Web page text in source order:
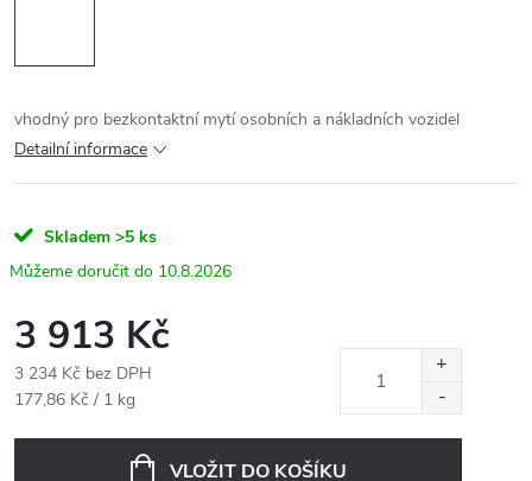
vhodný pro bezkontaktní mytí osobních a nákladních vozidel
Detailní informace
Skladem >5 ks
10.8.2026
3 913 Kč
3 234 Kč bez DPH
Měrná
177,86 Kč / 1 kg
VLOŽIT DO KOŠÍKU